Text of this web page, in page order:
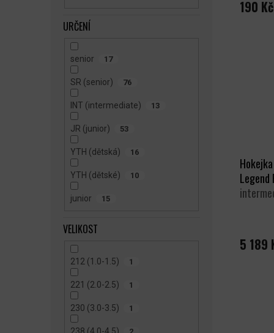
URČENÍ
senior 17
SR (senior) 76
INT (intermediate) 13
JR (junior) 53
YTH (dětská) 16
YTH (dětské) 10
junior 15
VELIKOST
212 (1.0-1.5) 1
221 (2.0-2.5) 1
230 (3.0-3.5) 1
190 Kč
Legend
5 189